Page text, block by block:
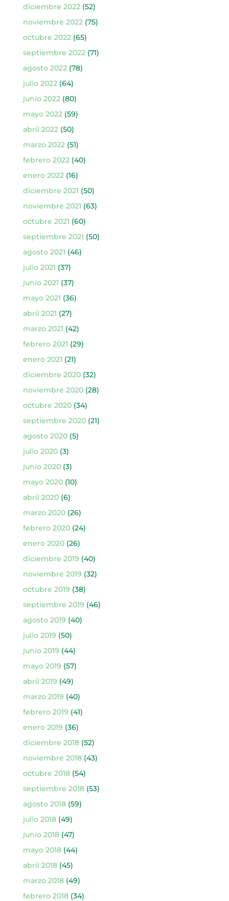
diciembre 2022 (52)
noviembre 2022 (75)
octubre 2022 (65)
septiembre 2022 (71)
agosto 2022 (78)
julio 2022 (64)
junio 2022 (80)
mayo 2022 (59)
abril 2022 (50)
marzo 2022 (51)
febrero 2022 (40)
enero 2022 (16)
diciembre 2021 (50)
noviembre 2021 (63)
octubre 2021 (60)
septiembre 2021 (50)
agosto 2021 (46)
julio 2021 (37)
junio 2021 (37)
mayo 2021 (36)
abril 2021 (27)
marzo 2021 (42)
febrero 2021 (29)
enero 2021 (21)
diciembre 2020(32)
noviembre 2020(28)
octubre 2020(34)
septiembre 2020(21)
agosto 2020(5)
julio 2020(3)
junio 2020(3)
mayo 2020(10)
abril 2020(6)
marzo 2020(26)
febrero 2020(24)
enero 2020(26)
diciembre 2019 (40)
noviembre 2019 (32)
octubre 2019 (38)
septiembre 2019 (46)
agosto 2019 (40)
julio 2019 (50)
junio 2019 (44)
mayo 2019 (57)
abril 2019 (49)
marzo 2019 (40)
febrero 2019 (41)
enero 2019 (36)
diciembre 2018(52)
noviembre 2018(43)
octubre 2018(54)
septiembre 2018(53)
agosto 2018(59)
julio 2018(49)
junio 2018(47)
mayo 2018(44)
abril 2018(45)
marzo 2018(49)
febrero 2018(34)